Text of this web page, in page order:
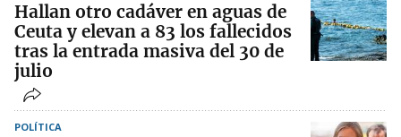
Hallan otro cadáver en aguas de
Ceuta y elevan a 83 los fallecidos
tras la entrada masiva del 30 de
julio
POLÍTICA